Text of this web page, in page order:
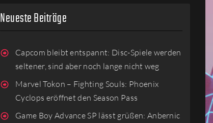
Neueste Beiträge
Capcom bleibt entspannt: Disc-Spiele werden
seltener, sind aber noch lange nicht weg
Marvel Tokon – Fighting Souls: Phoenix
Cyclops eröffnet den Season Pass
Game Boy Advance SP lässt grüßen: Anbernic